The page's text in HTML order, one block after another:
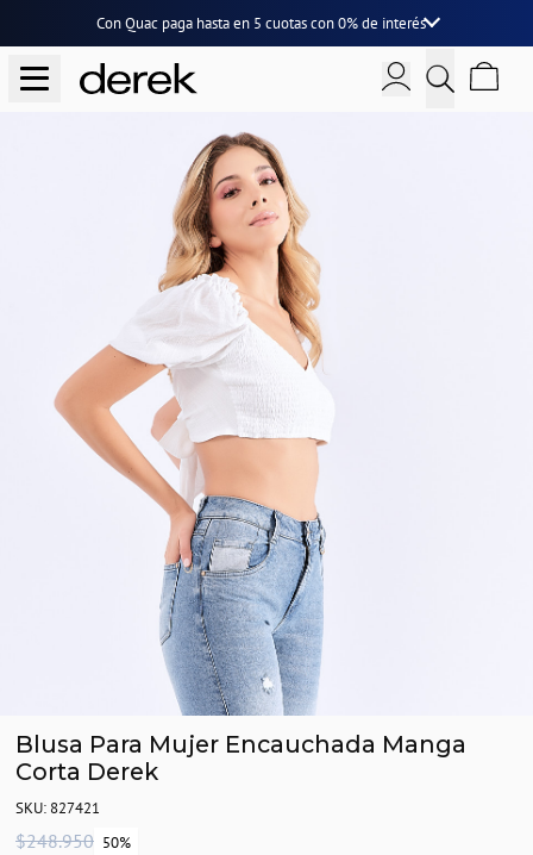
Con Quac paga hasta en 5 cuotascon0% de interés
Blusa Para Mujer Encauchada Manga
Corta Derek
SKU: 827421
$248.950 50%